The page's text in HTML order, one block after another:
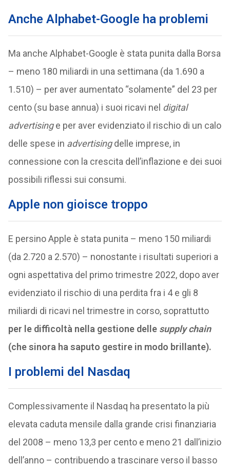
Anche Alphabet-Google ha problemi
Ma anche Alphabet-Google è stata punita dalla Borsa
– meno 180 miliardi in una settimana (da 1.690 a
1.510) – per aver aumentato “solamente” del 23 per
cento (su base annua) i suoi ricavi nel digital
advertisinge per aver evidenziato il rischio di un calo
delle spese in advertisingdelle imprese, in
connessione con la crescita dell’inflazione e dei suoi
possibili riflessi sui consumi.
Apple non gioisce troppo
E persino Apple è stata punita – meno 150 miliardi
(da 2.720 a 2.570) – nonostante i risultati superiori a
ogni aspettativa del primo trimestre 2022, dopo aver
evidenziato il rischio di una perdita fra i 4 e gli 8
miliardi di ricavi nel trimestre in corso, soprattutto
per le difficoltà nella gestione delle supply chain
(che sinora ha saputo gestire in modo brillante).
I problemi del Nasdaq
Complessivamente il Nasdaq ha presentato la più
elevata caduta mensile dalla grande crisi finanziaria
del 2008 – meno 13,3 per cento e meno 21 dall’inizio
dell’anno – contribuendo a trascinare verso il basso